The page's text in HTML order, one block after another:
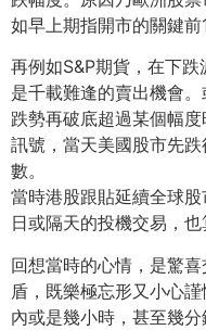
如早上期指開市的關鍵前
再例如S&P期貨，在下
是千載難逢的賣出機會
跌勢再破底超過某個幅
訊號，當天美國股市先
數。
當時港股跟貼延續全球
日或隔天的投機交易，也
回想當時的心情，是驚
盾，既樂極忘形又小心
內或是幾小時，甚至幾分